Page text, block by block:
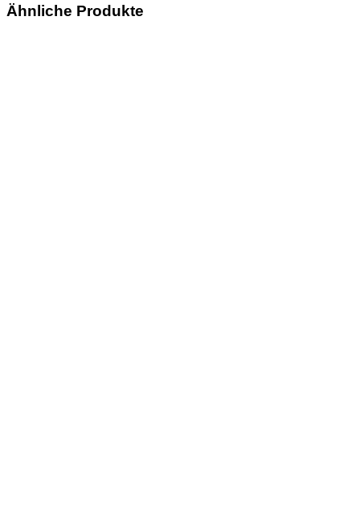
Ähnliche Produkte